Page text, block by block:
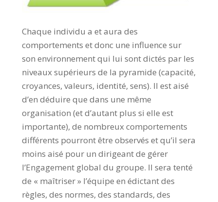
Chaque individu a et aura des
comportements et donc une influence sur
son environnement qui lui sont dictés par les
niveaux supérieurs de la pyramide (capacité,
croyances, valeurs, identité, sens). Il est aisé
d’en déduire que dans une même
organisation (et d’autant plus si elle est
importante), de nombreux comportements
différents pourront être observés et qu’il sera
moins aisé pour un dirigeant de gérer
l’Engagement global du groupe. Il sera tenté
de « maîtriser » l’équipe en édictant des
règles, des normes, des standards, des